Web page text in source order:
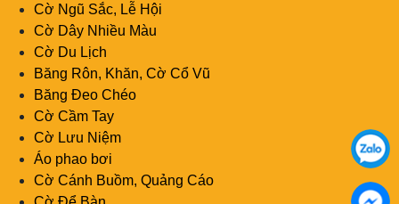
Cờ Ngũ Sắc, Lễ Hội
Cờ Dây Nhiều Màu
Cờ Du Lịch
Băng Rôn, Khăn, Cờ Cổ Vũ
Băng Đeo Chéo
Cờ Cầm Tay
Cờ Lưu Niệm
Áo phao bơi
Cờ Cánh Buồm, Quảng Cáo